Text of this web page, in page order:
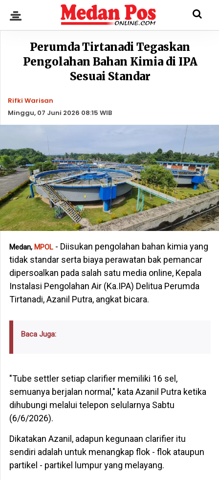
Perumda Tirtanadi Tegaskan
Pengolahan Bahan Kimia di IPA
Sesuai Standar
Rifki Warisan
Minggu, 07 Juni 2026 08:15 WIB
Medan, MPOL- Diisukan pengolahan bahan kimia yang
tidak standar serta biaya perawatan bak pemancar
dipersoalkan pada salah satu media online, Kepala
Instalasi Pengolahan Air (Ka.IPA) Delitua Perumda
Tirtanadi, Azanil Putra, angkat bicara.
Baca Juga:
"Tube settler setiap clarifier memiliki 16 sel,
semuanya berjalan normal," kata Azanil Putra ketika
dihubungi melalui telepon selularnya Sabtu
(6/6/2026).
Dikatakan Azanil, adapun kegunaan clarifier itu
sendiri adalah untuk menangkap flok - flok ataupun
partikel - partikel lumpur yang melayang.